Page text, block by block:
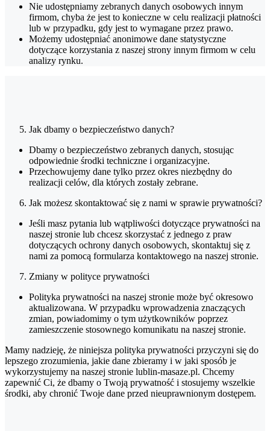
Nie udostępniamy zebranych danych osobowych innym
firmom, chyba że jest to konieczne w celu realizacji płatności
lub w przypadku, gdy jest to wymagane przez prawo.
Możemy udostępniać anonimowe dane statystyczne
dotyczące korzystania z naszej strony innym firmom w celu
analizy rynku.
Jak dbamy o bezpieczeństwo danych?
Dbamy o bezpieczeństwo zebranych danych, stosując
odpowiednie środki techniczne i organizacyjne.
Przechowujemy dane tylko przez okres niezbędny do
realizacji celów, dla których zostały zebrane.
Jak możesz skontaktować się z nami w sprawie prywatności?
Jeśli masz pytania lub wątpliwości dotyczące prywatności na
naszej stronie lub chcesz skorzystać z jednego z praw
dotyczących ochrony danych osobowych, skontaktuj się z
nami za pomocą formularza kontaktowego na naszej stronie.
Zmiany w polityce prywatności
Polityka prywatności na naszej stronie może być okresowo
aktualizowana. W przypadku wprowadzenia znaczących
zmian, powiadomimy o tym użytkowników poprzez
zamieszczenie stosownego komunikatu na naszej stronie.
Mamy nadzieję, że niniejsza polityka prywatności przyczyni się do
lepszego zrozumienia, jakie dane zbieramy i w jaki sposób je
wykorzystujemy na naszej stronie lublin-masaze.pl. Chcemy
zapewnić Ci, że dbamy o Twoją prywatność i stosujemy wszelkie
środki, aby chronić Twoje dane przed nieuprawnionym dostępem.